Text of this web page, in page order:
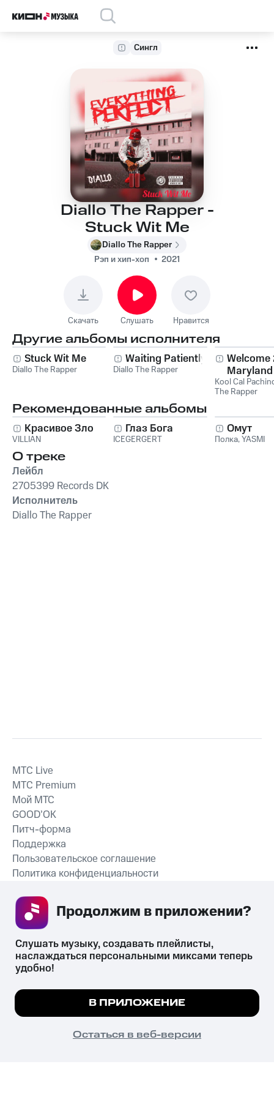
Сингл
Diallo The Rapper -
Stuck Wit Me
Diallo The Rapper
Рэп и хип-хоп
2021
Скачать Слушать Нравится
Другие альбомы исполнителя
Stuck Wit Me
Diallo The Rapper
Waiting Patiently
Diallo The Rapper
Welcome
Maryland
Kool Cal
The Rapper
Рекомендованные альбомы
Красивое Зло
VILLIAN
Глаз Бога
ICEGERGERT
Омут
Полка,YASMI
О треке
Лейбл
2705399 Records DK
Исполнитель
Diallo The Rapper
СКАЧАТЬ ПРИЛОЖЕНИЕ
MTС Live
MTС Premium
Мой МТС
GOOD’OK
Питч-форма
Поддержка
Пользовательское соглашение
Политика конфиденциальности
психотропных веществ, их аналогов причиняет вред здоровью,
их незаконный оборот запрещён и влечёт установленную
законодательством ответственность.
© 2026 ООО «КИОН».
Все права защищены
Мы используем куки, чтобы на сайте все
Подробнее
ПОНЯТНО
Слушать музыку, создавать плейлисты,
наслаждаться персональными миксами теперь
удобно!
В ПРИЛОЖЕНИЕ
Остаться в веб-версии